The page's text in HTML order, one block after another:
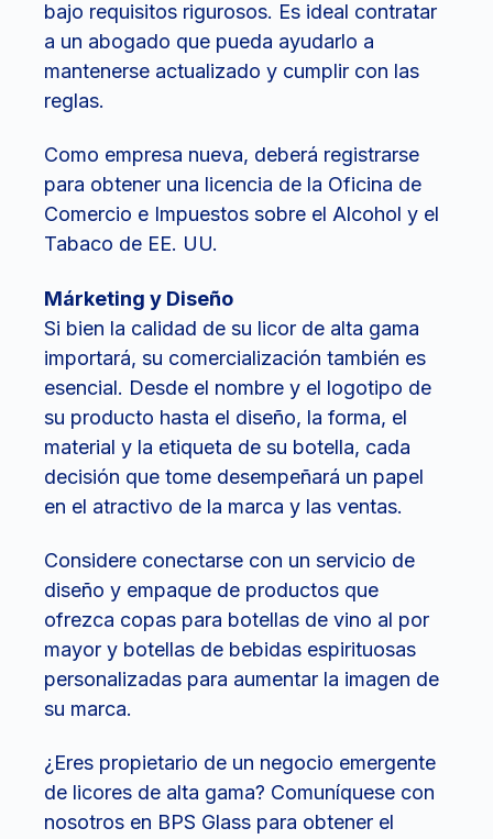
bajo requisitos rigurosos. Es ideal contratar
a un abogado que pueda ayudarlo a
mantenerse actualizado y cumplir con las
reglas.
Como empresa nueva, deberá registrarse
para obtener una licencia de la Oficina de
Comercio e Impuestos sobre el Alcohol y el
Tabaco de EE. UU.
Márketing y Diseño
Si bien la calidad de su licor de alta gama
importará, su comercialización también es
esencial. Desde el nombre y el logotipo de
su producto hasta el diseño, la forma, el
material y la etiqueta de su botella, cada
decisión que tome desempeñará un papel
en el atractivo de la marca y las ventas.
Considere conectarse con un servicio de
diseño y empaque de productos que
ofrezca copas para botellas de vino al por
mayor y botellas de bebidas espirituosas
personalizadas para aumentar la imagen de
su marca.
¿Eres propietario de un negocio emergente
de licores de alta gama? Comuníquese con
nosotros en BPS Glass para obtener el